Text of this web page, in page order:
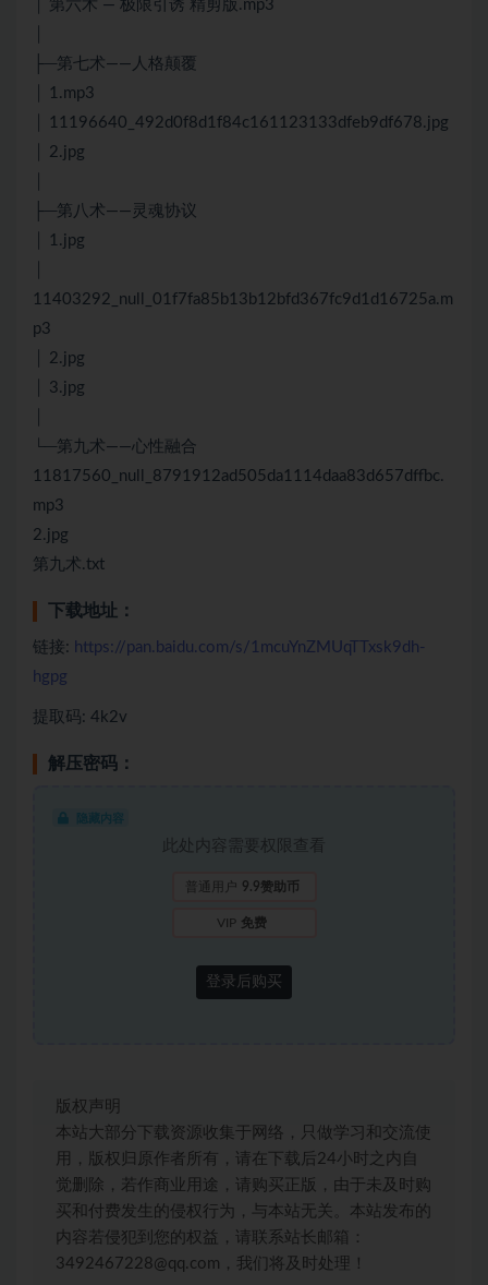
│ 第六术 — 极限引诱 精剪版.mp3
├─第七术——人格颠覆
│ 1.mp3
│ 11196640_492d0f8d1f84c161123133dfeb9df678.jpg
│ 2.jpg
├─第八术——灵魂协议
│ 1.jpg
11403292_null_01f7fa85b13b12bfd367fc9d1d16725a.m
p3
│ 2.jpg
│ 3.jpg
└─第九术——心性融合
11817560_null_8791912ad505da1114daa83d657dffbc.
mp3
2.jpg
第九术.txt
下载地址：
链接: https://pan.baidu.com/s/1mcuYnZMUqTTxsk9dh-
hgpg
提取码: 4k2v
解压密码：
隐藏内容
此处内容需要权限查看
普通用户 9.9赞助币
VIP 免费
登录后购买
版权声明
本站大部分下载资源收集于网络，只做学习和交流使
用，版权归原作者所有，请在下载后24小时之内自
觉删除，若作商业用途，请购买正版，由于未及时购
买和付费发生的侵权行为，与本站无关。本站发布的
内容若侵犯到您的权益，请联系站长邮箱：
3492467228@qq.com，我们将及时处理！